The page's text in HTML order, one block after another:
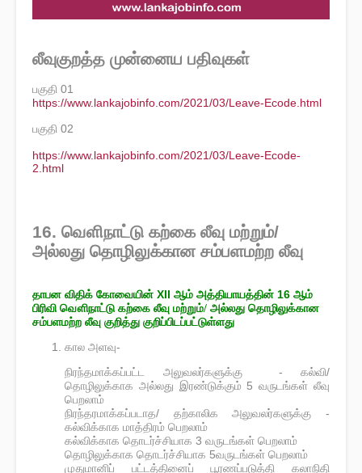
லீவுகுறத்த முன்னைய பதிவுகள்
பகுதி 01
https://www.lankajobinfo.com/2021/03/Leave-Ecode.html
பகுதி 02
https://www.lankajobinfo.com/2021/03/Leave-Ecode-
2.html
16. வௌிநாட்டு கற்கை லீவு மற்றும்/
அல்லது தொழிலுக்கான சம்பளமற்ற லீவு
தாபன விதிக் கோவையின் XII ஆம் அத்தியாயத்தின் 16 ஆம்
பிரிவி வௌிநாட்டு கற்கை லீவு மற்றும்/ அல்லது தொழிலுக்கான
சம்பளமற்ற லீவு குறித்து குறிப்பிடப்பட்டுள்ளது
கால அளவு-
நிரந்தமாக்கப்பட்ட அலுவலர்களுக்கு - கல்வி/
தொழிலுக்காக அல்லது இரண்டுக்கும் 5 வருடங்கள் லீவு
பெறலாம்
நிரந்தரமாக்கப்படாத/ தற்காலிக அலுவலர்களுக்கு -
கல்விக்காக மாத்திரம் பெறலாம்
கல்விக்காக தொடர்ச்சியாக 3 வருடங்கள் பெறலாம்
தொழிலுக்காக தொடர்ச்சியாக 5வருடங்கள் பெறலாம்
முதுமானிப் பட்டத்தினைப் பூரணப்படுத்தி கலாநிதி